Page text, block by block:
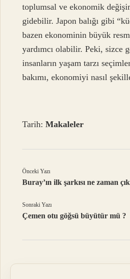
toplumsal ve ekonomik
gidebilir. Japon balığı gibi
bazen ekonominin büyük
yardımcı olabilir. Peki, sizce
insanların yaşam tarzı
bakımı, ekonomiyi nasıl
Tarih:Makaleler
Önceki Yazı
Buray’ın ilk şarkısı ne zaman
Sonraki Yazı
Çemen otu göğsü büyütür mü ?